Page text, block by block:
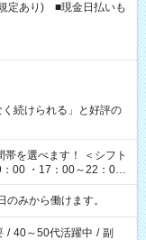
定あり) ■現金日払いも
続けられる」と好評の
00 ・17：00～22：00
など
みから働けます。
/ 40～50代活躍中 / 副